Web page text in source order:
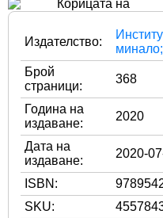
Издателство:
Брой
страници:
368
Година на
издаване:
2020
Дата на
издаване:
2020-
ISBN:
SKU: